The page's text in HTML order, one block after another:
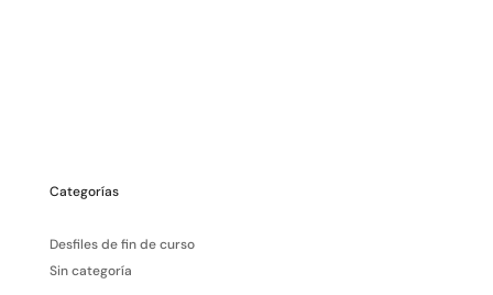
Categorías
Desfiles de fin de curso
Sin categoría